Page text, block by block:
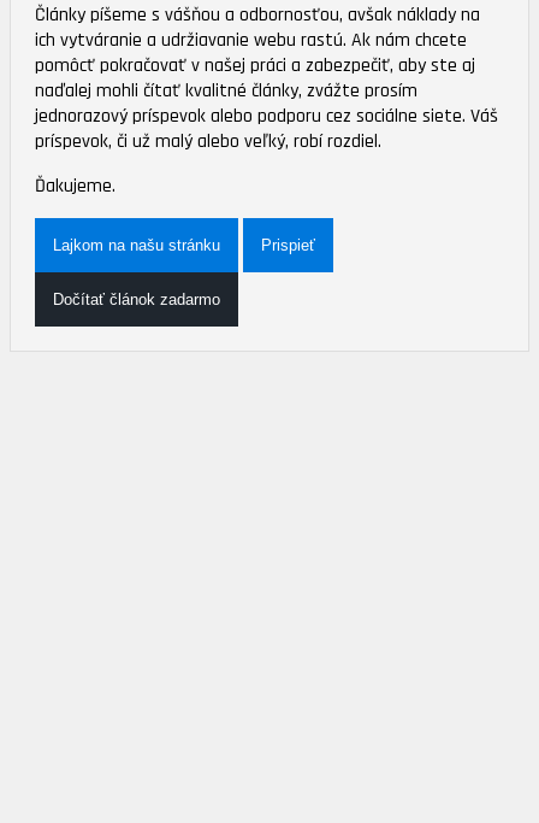
Články píšeme s vášňou a odbornosťou, avšak náklady na
ich vytváranie a udržiavanie webu rastú. Ak nám chcete
pomôcť pokračovať v našej práci a zabezpečiť, aby ste aj
naďalej mohli čítať kvalitné články, zvážte prosím
jednorazový príspevok alebo podporu cez sociálne siete. Váš
príspevok, či už malý alebo veľký, robí rozdiel.
Ďakujeme.
Lajkom na našu stránku Prispieť
Dočítať článok zadarmo